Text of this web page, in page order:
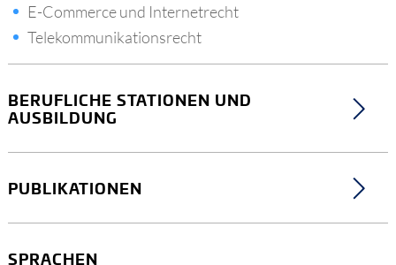
E-Commerce und Internetrecht
Telekommunikationsrecht
BERUFLICHE STATIONEN UND
AUSBILDUNG
PUBLIKATIONEN
SPRACHEN